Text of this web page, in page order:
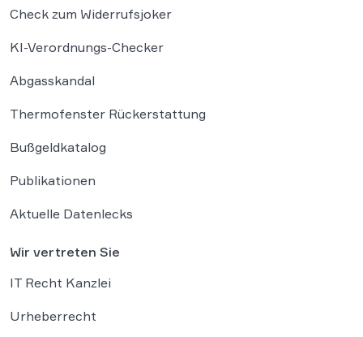
Check zum Widerrufsjoker
KI-Verordnungs-Checker
Abgasskandal
Thermofenster Rückerstattung
Bußgeldkatalog
Publikationen
Aktuelle Datenlecks
Wir vertreten Sie
IT Recht Kanzlei
Urheberrecht